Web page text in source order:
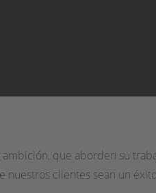
que aborden su
clientes sean un